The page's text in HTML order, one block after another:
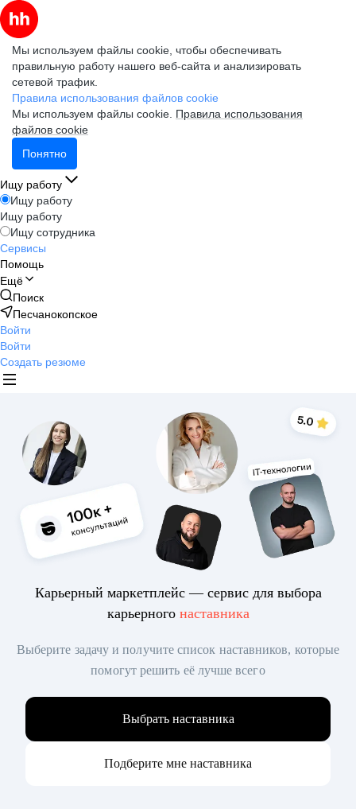
Мы используем файлы cookie, чтобы обеспечивать
правильную работу нашего веб-сайта и анализировать
сетевой трафик.
Правила использования файлов cookie
Мы используем файлы cookie. Правила использования
файлов cookie
Понятно
Ищу работу
Ищу работу
Ищу работу
Ищу сотрудника
Сервисы
Помощь
Ещё
Поиск
Песчанокопское
Войти
Войти
Создать резюме
Карьерный маркетплейс — сервис для выбора
карьерного наставника
Выберите задачу и получите список наставников, которые
помогут решить её лучше всего
Выбрать наставника
Подберите мне наставника